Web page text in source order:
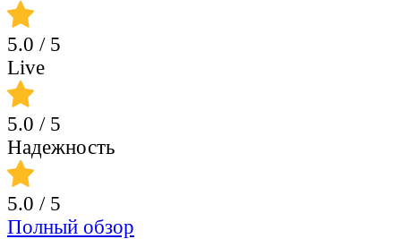
5.0 / 5
Live
5.0 / 5
Надежность
5.0 / 5
Полный обзор